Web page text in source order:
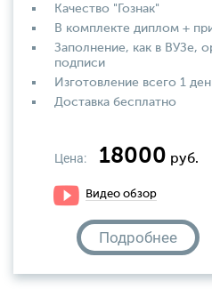
Качество "Гознак"
В комплекте диплом +
Заполнение, как в ВУЗе,
подписи
Изготовление всего 1
Доставка бесплатно
Цена: 18000 руб.
Видео обзор
Подробнее